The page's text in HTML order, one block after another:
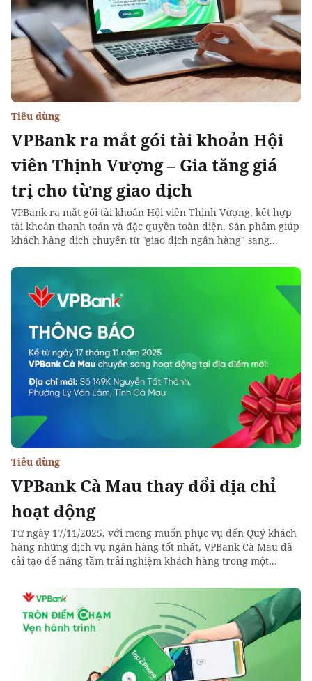
VPBank ra mắt gói tài khoản Hội
viên Thịnh Vượng – Gia tăng giá
trị cho từng giao dịch
Tiêu dùng
VPBank ra mắt gói tài khoản Hội viên Thịnh Vượng, kết hợp
tài khoản thanh toán và đặc quyền toàn diện. Sản phẩm giúp
khách hàng dịch chuyển từ "giao dịch ngân hàng" sang...
VPBank Cà Mau thay đổi địa chỉ
hoạt động
Tiêu dùng
Từ ngày 17/11/2025, với mong muốn phục vụ đến Quý khách
hàng những dịch vụ ngân hàng tốt nhất, VPBank Cà Mau đã
cải tạo để nâng tầm trải nghiệm khách hàng trong một...